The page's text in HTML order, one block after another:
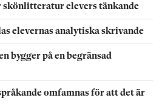
skönlitteratur elevers tänkande
elevernas analytiska skrivande
bygger på en begränsad
omfamnas för att det är